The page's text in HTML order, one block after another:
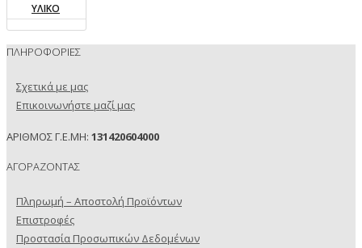
ΥΛΙΚΟ
ΠΛΗΡΟΦΟΡΙΕΣ
Σχετικά με μας
Επικοινωνήστε μαζί μας
ΑΡΙΘΜΟΣ Γ.Ε.ΜΗ: 131420604000
ΑΓΟΡΑΖΟΝΤΑΣ
Πληρωμή – Αποστολή Προϊόντων
Επιστροφές
Προστασία Προσωπικών Δεδομένων